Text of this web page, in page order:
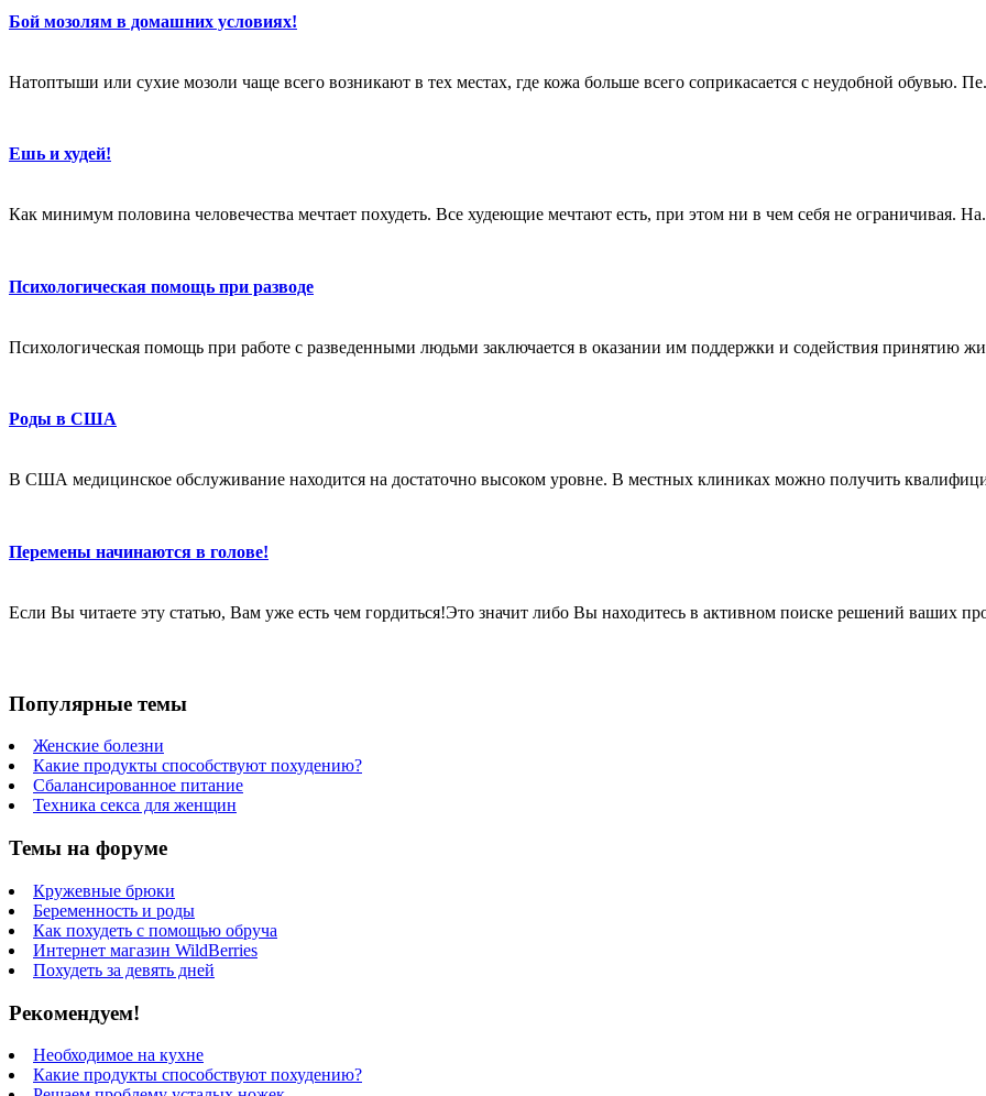
Бой мозолям в домашних условиях!
Натоптыши или сухие мозоли чаще всего возникают в тех местах, где кожа больше всего соприкасается с неудобной обувью.
Ешь и худей!
Как минимум половина человечества мечтает похудеть. Все худеющие мечтают есть, при этом ни в чем себя не ограничивая.
Психологическая помощь при разводе
Психологическая помощь при работе с разведенными людьми заключается в оказании им поддержки и содействия принятию
Роды в США
В США медицинское обслуживание находится на достаточно высоком уровне. В местных клиниках можно получить
Перемены начинаются в голове!
Если Вы читаете эту статью, Вам уже есть чем гордиться!Это значит либо Вы находитесь в активном поиске решений ваших
Популярные темы
Женские болезни
Какие продукты способствуют похудению?
Сбалансированное питание
Техника секса для женщин
Темы на форуме
Кружевные брюки
Беременность и роды
Как похудеть с помощью обруча
Интернет магазин WildBerries
Похудеть за девять дней
Рекомендуем!
Необходимое на кухне
Какие продукты способствуют похудению?